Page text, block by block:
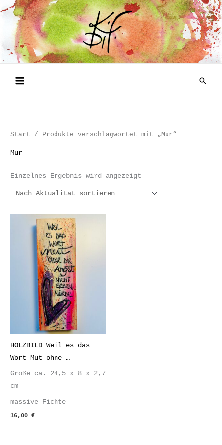
Zum
Inhalt
springen
Start / Produkte verschlagwortet mit „Mur“
Mur
Einzelnes Ergebnis wird angezeigt
HOLZBILD Weil es das
Wort Mut ohne …
Größe ca. 24,5 x 8 x 2,7
cm
massive Fichte
16,00€